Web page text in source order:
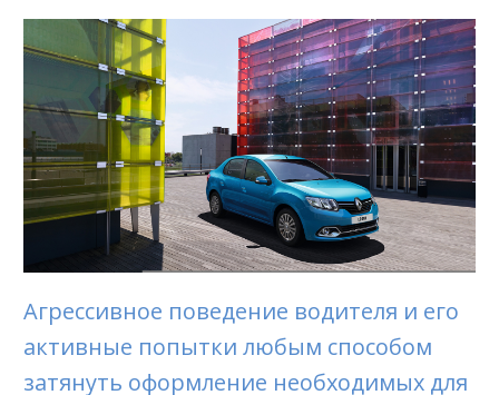
Агрессивное поведение водителя и его
активные попытки любым способом
затянуть оформление необходимых для